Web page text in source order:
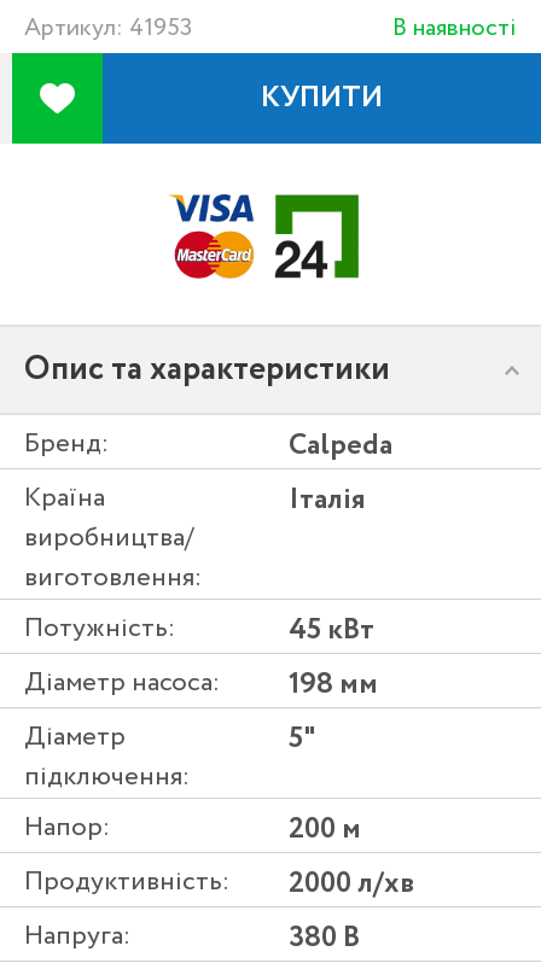
Артикул: 41953 В наявності
КУПИТИ
Опис та характеристики
Бренд: Calpeda
Країна
виробництва/
виготовлення:
Італія
Потужність: 45 кВт
Діаметр насоса: 198 мм
Діаметр
підключення:
5"
Напор: 200 м
Продуктивність: 2000 л/хв
Напруга: 380 В